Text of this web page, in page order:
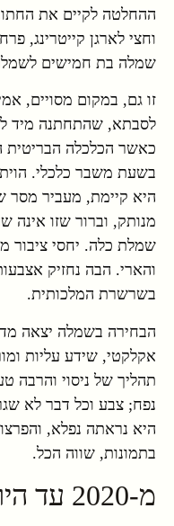
ההחלטה לקיים את
וחצי לארגן קייטרינג,
שמלה בת חמישים
זו גם, במקום מסויים,
לסבתא, שהתחתנה מיד
כאשר הכלכלה הבריטית
בשעת משבר כלכלי.
היא קיימת, מעביר מסר
מנותק, וברור שזו אינה
שמלת כלה. יחסי ציבור
והארי. הבה נחזיק
בשרשרת המלכותית.
הבחירה בשמלה יצאה
אקלקטי, שידע עליות
תהליך של ניסוי והרבה
נפח; צבע וכל דבר לא
היא נראתה נפלא,
בתמונות, שווה הכל.
מ-2020 עד היום